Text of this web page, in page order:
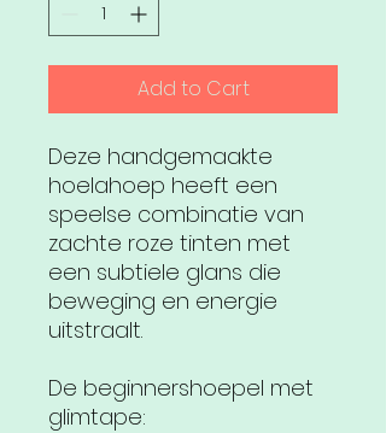
Add to Cart
Deze handgemaakte
hoelahoep heeft een
speelse combinatie van
zachte roze tinten met
een subtiele glans die
beweging en energie
uitstraalt.
De beginnershoepel met
glimtape: